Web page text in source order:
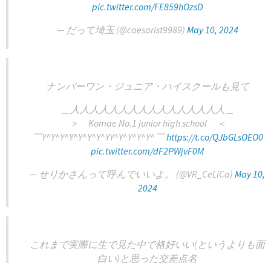
pic.twitter.com/FE859hOzsD
— だって埼玉 (@caesarist9989) May 10, 2024
ナンバーワン・ジュニア・ハイスクールも見て
＿人人人人人人人人人人人人人人人人＿
＞ Komae No.1 junior high school ＜
￣Y^Y^Y^Y^Y^Y^Y^YY^Y^Y^Y^Y^￣https://t.co/QJbGLsOEO0
pic.twitter.com/dF2PWjvF0M
— せりかさんって呼んでいいよ。 (@VR_CeLiCa) May 10,
2024
これまで実際に生で見た中で格好いい(というよりも面
白い)と思った交差点名